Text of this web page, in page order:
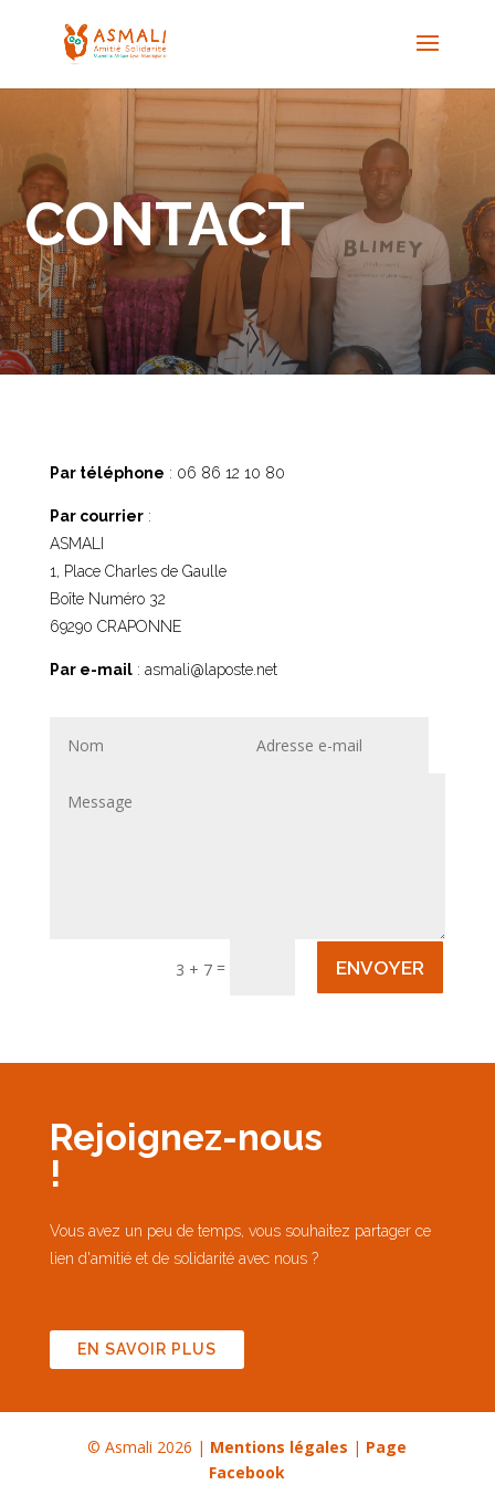
CONTACT
Par téléphone : 06 86 12 10 80
Par courrier:
ASMALI
1, Place Charles de Gaulle
Boîte Numéro 32
69290 CRAPONNE
Par e-mail: asmali@laposte.net
3 + 7 = ENVOYER
Rejoignez-nous
!
Vous avez un peu de temps, vous souhaitez partager ce
lien d'amitié et de solidarité avec nous ?
EN SAVOIR PLUS
© Asmali 2026 | Mentions légales | Page
Facebook